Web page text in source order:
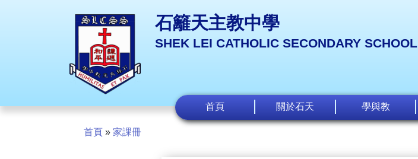
石籬天主教中學
SHEK LEI CATHOLIC SECONDARY SCHOOL
首頁 關於石天 學與教
首頁 » 家課冊